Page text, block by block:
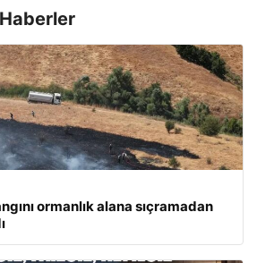
ormanlık alana sıçramadan